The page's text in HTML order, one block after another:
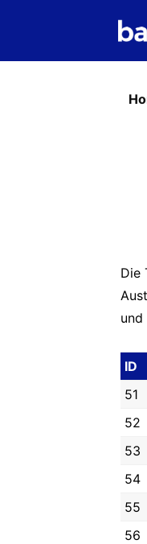
Die
und
ID
51
52
53
54
55
56